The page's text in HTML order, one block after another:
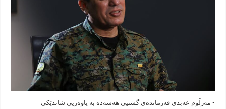
• مەزڵوم عەبدی فەرماندەی گشتیی هەسەدە بە یاوەریی شاندێکی